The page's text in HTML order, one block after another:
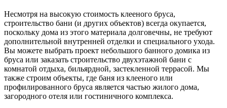
Несмотря на высокую стоимость клееного бруса,
строительство бани (и других объектов) всегда окупается,
поскольку дома из этого материала долговечны, не требуют
дополнительной внутренней отделки и специального ухода.
Вы можете выбрать проект небольшого банного домика из
бруса или заказать строительство двухэтажной бани с
комнатой отдыха, бильярдной, застекленной террасой. Мы
также строим объекты, где баня из клееного или
профилированного бруса является частью жилого дома,
загородного отеля или гостиничного комплекса.